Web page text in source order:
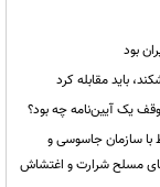
بود
باید مقابله کرد
یک آیین‌نامه چه بود؟
از مزدوران مرتبط با سازمان جاسوسی و
۴ نفر از اعضای باندهای مسلح شرارت و اغتشاش